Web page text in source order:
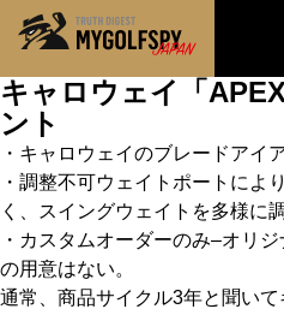
キャロウェイ「
ント
・キャロウェイのブレードアイ
・調整不可ウェイトポートによ
く、スイングウェイトを多様に
・カスタムオーダーのみ–オリ
の用意はない。
通常、商品サイクル3年と聞い
MOST WANTED
NEW RELEASES 新製品情報
HOW TO ゴルフ上達・実践テク
LAB テスト・データ検証
※メーカー名やクラブ名など、検索し
力してください。